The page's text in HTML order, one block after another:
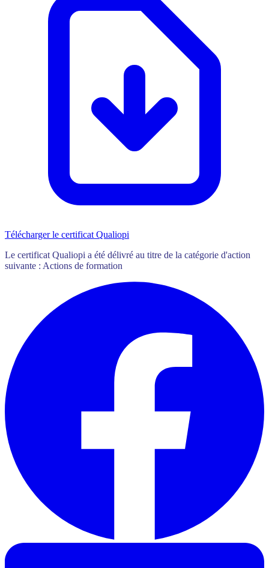
Télécharger le certificat Qualiopi
Le certificat Qualiopi a été délivré au titre de la catégorie d'action
suivante : Actions de formation